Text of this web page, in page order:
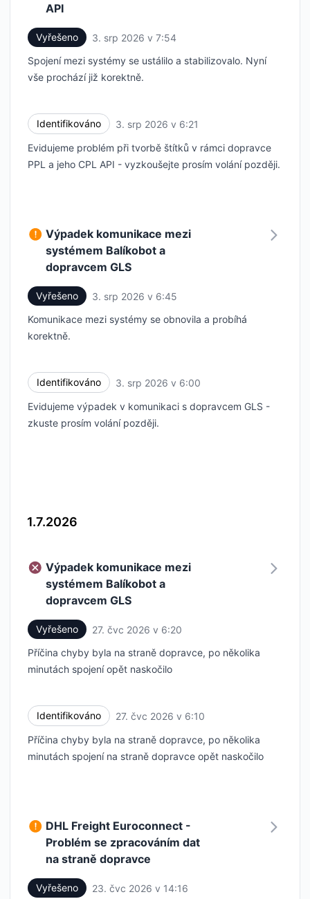
API
Vyřešeno 3. srp 2026 v 7:54
Spojení mezi systémy se ustálilo a stabilizovalo. Nyní
vše prochází již korektně.
Identifikováno 3. srp 2026 v 6:21
Evidujeme problém při tvorbě štítků v rámci dopravce
PPL a jeho CPL API - vyzkoušejte prosím volání později.
Výpadek komunikace mezi
systémem Balíkobot a
dopravcem GLS
Vyřešeno 3. srp 2026 v 6:45
Komunikace mezi systémy se obnovila a probíhá
korektně.
Identifikováno 3. srp 2026 v 6:00
Evidujeme výpadek v komunikaci s dopravcem GLS -
zkuste prosím volání později.
1.7.2026
Výpadek komunikace mezi
systémem Balíkobot a
dopravcem GLS
Vyřešeno 27. čvc 2026 v 6:20
Příčina chyby byla na straně dopravce, po několika
minutách spojení opět naskočilo
Identifikováno 27. čvc 2026 v 6:10
Příčina chyby byla na straně dopravce, po několika
minutách spojení na straně dopravce opět naskočilo
DHL Freight Euroconnect -
Problém se zpracováním dat
na straně dopravce
Vyřešeno 23. čvc 2026 v 14:16